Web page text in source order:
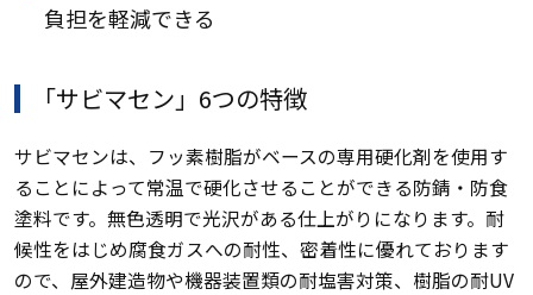
負担を軽減できる
「サビマセン」6つの特徴
サビマセンは、フッ素樹脂がベースの専用硬化剤を使用す
ることによって常温で硬化させることができる防錆・防食
塗料です。無色透明で光沢がある仕上がりになります。耐
候性をはじめ腐食ガスへの耐性、密着性に優れております
ので、屋外建造物や機器装置類の耐塩害対策、樹脂の耐UV